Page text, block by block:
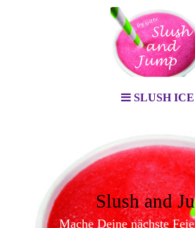
SLUSH ICE
Slush and
Mache Deine nächste